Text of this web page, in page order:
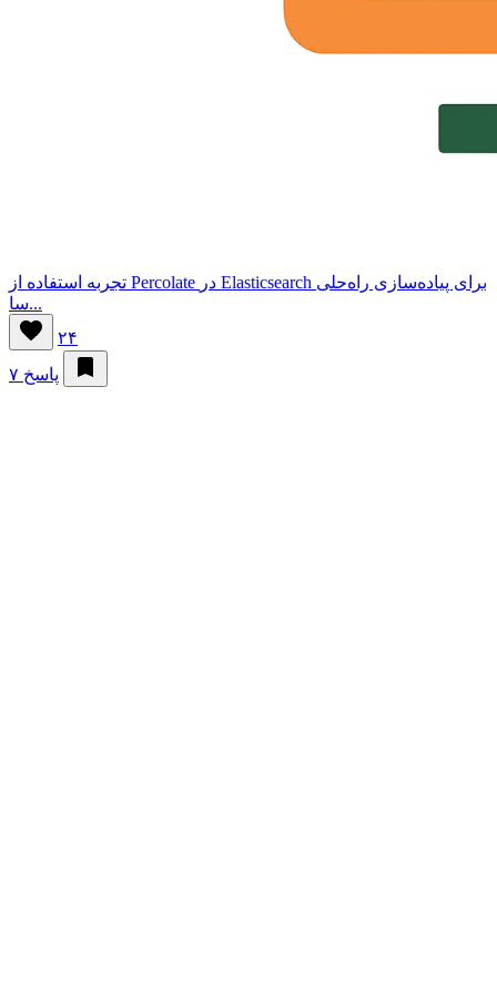
تجربه استفاده از Percolate در Elasticsearch برای پیاده‌سازی راه‌حلی
سا...
۲۴
۷ پاسخ